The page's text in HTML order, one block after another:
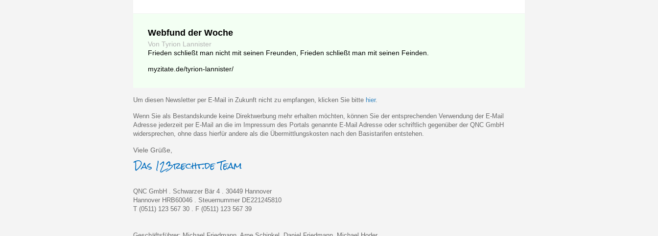
Webfund der Woche
Von Tyrion Lannister
Frieden schließt man nicht mit seinen Freunden, Frieden schließt man mit seinen Feinden.
myzitate.de/tyrion-lannister/
Um diesen Newsletter per E-Mail in Zukunft nicht zu empfangen, klicken Sie bitte hier.
Wenn Sie als Bestandskunde keine Direktwerbung mehr erhalten möchten, können Sie der entsprechenden Verwendung der E-Mail
Adresse jederzeit per E-Mail an die im Impressum des Portals genannte E-Mail Adresse oder schriftlich gegenüber der QNC GmbH
widersprechen, ohne dass hierfür andere als die Übermittlungskosten nach den Basistarifen entstehen.
Viele Grüße,
QNC GmbH . Schwarzer Bär 4 . 30449 Hannover
Hannover HRB60046 . Steuernummer DE221245810
T (0511) 123 567 30 . F (0511) 123 567 39